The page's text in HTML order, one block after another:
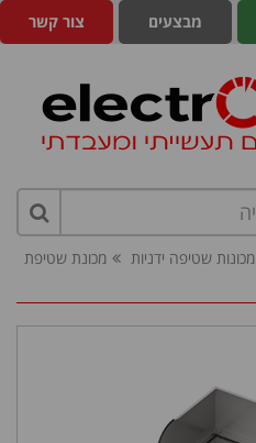
צור קשר מבצעים
מכונות שטיפה ידניות
מכונת שטיפת